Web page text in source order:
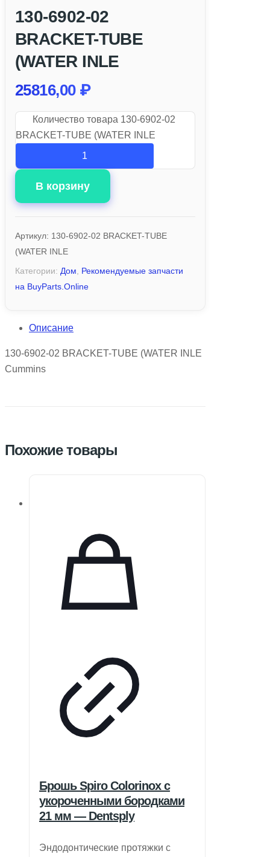
130-6902-02
BRACKET-TUBE
(WATER INLE
25816,00 ₽
Количество товара 130-6902-02
BRACKET-TUBE (WATER INLE
В корзину
Артикул: 130-6902-02 BRACKET-TUBE
(WATER INLE
Категории: Дом
Рекомендуемые запчасти
на BuyParts.Online
Описание
130-6902-02 BRACKET-TUBE (WATER INLE
Cummins
Похожие товары
Брошь Spiro Colorinox с
укороченными бородками
21 мм — Dentsply
Эндодонтические протяжки с